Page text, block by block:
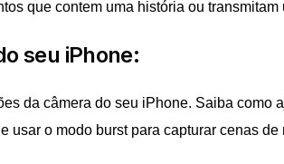
que contem uma história ou transmitam
seu iPhone:
da câmera do seu iPhone. Saiba como
usar o modo burst para capturar cenas de